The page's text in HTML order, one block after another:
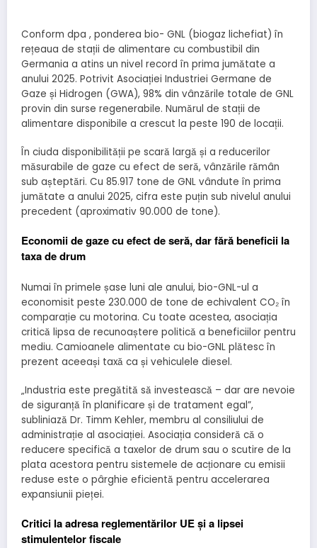
Conform dpa , ponderea bio- GNL (biogaz lichefiat) în
rețeaua de stații de alimentare cu combustibil din
Germania a atins un nivel record în prima jumătate a
anului 2025. Potrivit Asociației Industriei Germane de
Gaze și Hidrogen (GWA), 98% din vânzările totale de GNL
provin din surse regenerabile. Numărul de stații de
alimentare disponibile a crescut la peste 190 de locații.
În ciuda disponibilității pe scară largă și a reducerilor
măsurabile de gaze cu efect de seră, vânzările rămân
sub așteptări. Cu 85.917 tone de GNL vândute în prima
jumătate a anului 2025, cifra este puțin sub nivelul anului
precedent (aproximativ 90.000 de tone).
Economii de gaze cu efect de seră, dar fără beneficii la
taxa de drum
Numai în primele șase luni ale anului, bio-GNL-ul a
economisit peste 230.000 de tone de echivalent CO₂ în
comparație cu motorina. Cu toate acestea, asociația
critică lipsa de recunoaștere politică a beneficiilor pentru
mediu. Camioanele alimentate cu bio-GNL plătesc în
prezent aceeași taxă ca și vehiculele diesel.
„Industria este pregătită să investească – dar are nevoie
de siguranță în planificare și de tratament egal”,
subliniază Dr. Timm Kehler, membru al consiliului de
administrație al asociației. Asociația consideră că o
reducere specifică a taxelor de drum sau o scutire de la
plata acestora pentru sistemele de acționare cu emisii
reduse este o pârghie eficientă pentru accelerarea
expansiunii pieței.
Critici la adresa reglementărilor UE și a lipsei
stimulentelor fiscale